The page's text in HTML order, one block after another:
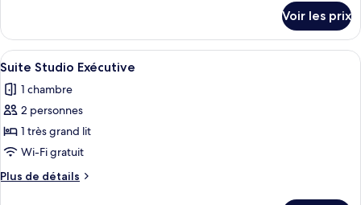
Studio
Exécutif
le
type
de
Studio
Exécutif
Voir les prix
Afficher
toutes
les
photos
pour
ce
type
de
Une chambre d’hôtel avec un lit, un
3
Suite Studio Exécutive
1 chambre
2 personnes
1 très grand lit
Wi-Fi gratuit
Plus de détails
Plus